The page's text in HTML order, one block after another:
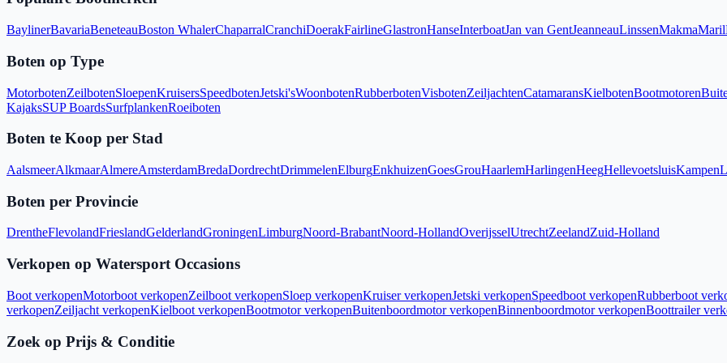
BaylinerBavariaBeneteauBoston WhalerChaparralCranchiDoerakFairlineGlastronHanseInterboatJan van GentJeanneauLinssenMakmaMaril
Boten op Type
MotorbotenZeilbotenSloepenKruisersSpeedbotenJetski'sWoonbotenRubberbotenVisbotenZeiljachtenCatamaransKielbotenBootmotoren
KajaksSUP BoardsSurfplankenRoeiboten
Boten te Koop per Stad
AalsmeerAlkmaarAlmereAmsterdamBredaDordrechtDrimmelenElburgEnkhuizenGoesGrouHaarlemHarlingenHeegHellevoetsluisKampen
Boten per Provincie
DrentheFlevolandFrieslandGelderlandGroningenLimburgNoord-BrabantNoord-HollandOverijsselUtrechtZeelandZuid-Holland
Verkopen op Watersport Occasions
Boot verkopenMotorboot verkopenZeilboot verkopenSloep verkopenKruiser verkopenJetski verkopenSpeedboot verkopenRubberboot
verkopenZeiljacht verkopenKielboot verkopenBootmotor verkopenBuitenboordmotor verkopenBinnenboordmotor verkopenBoottrailer
Zoek op Prijs & Conditie